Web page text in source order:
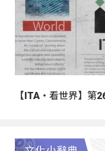
【ITA・看世界】第